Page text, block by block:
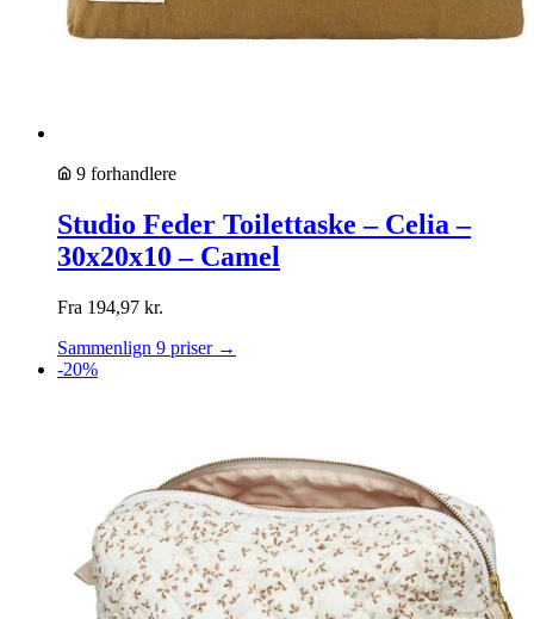
9 forhandlere
Studio Feder Toilettaske – Celia –
30x20x10 – Camel
Fra 194,97 kr.
Sammenlign 9 priser →
-20%